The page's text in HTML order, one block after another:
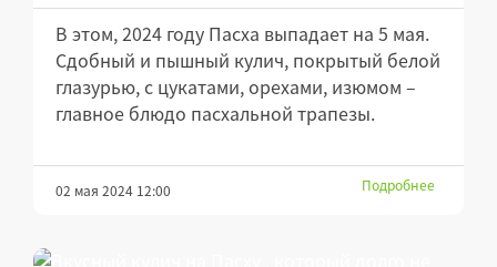
В этом, 2024 году Пасха выпадает на 5 мая.
Сдобный и пышный кулич, покрытый белой
глазурью, с цукатами, орехами, изюмом –
главное блюдо пасхальной трапезы.
02 мая 2024 12:00 Подробнее